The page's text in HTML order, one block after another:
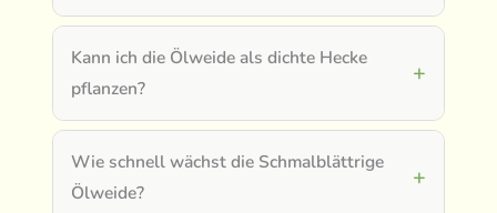
Kann ich die Ölweide als dichte Hecke
pflanzen?
Wie schnell wächst die Schmalblättrige
Ölweide?